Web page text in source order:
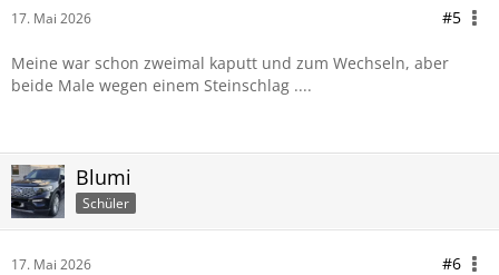
17. Mai 2026 #5
Meine war schon zweimal kaputt und zum Wechseln, aber
beide Male wegen einem Steinschlag ....
Blumi
Schüler
17. Mai 2026 #6